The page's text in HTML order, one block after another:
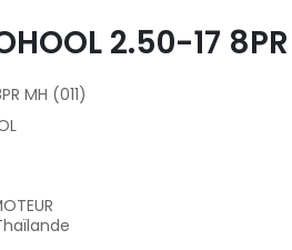
2.50-17 8PR
MH (011)